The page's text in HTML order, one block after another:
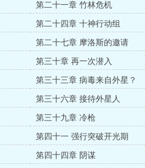
第二十一章 竹林危机
第二十四章 十神行动组
第二十七章 摩洛斯的邀请
第三十章 再一次潜入
第三十三章 病毒来自外星？
第三十六章 接待外星人
第三十九章 冷枪
第四十一 强行突破开光期
第四十四章 阴谋